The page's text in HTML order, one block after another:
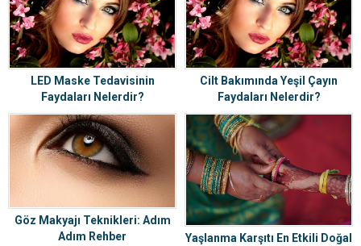
LED Maske Tedavisinin
Faydaları Nelerdir?
Cilt Bakımında Yeşil Çayın
Faydaları Nelerdir?
Göz Makyajı Teknikleri: Adım
Adım Rehber
Yaşlanma Karşıtı En Etkili Doğal